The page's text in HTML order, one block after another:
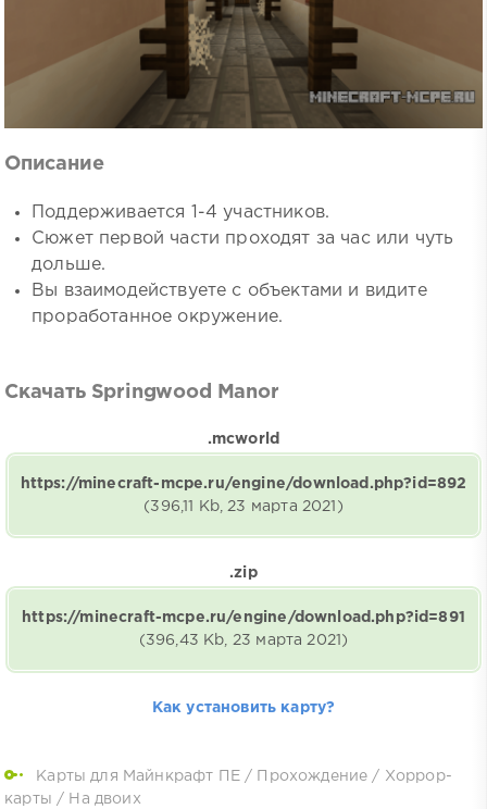
Описание
Поддерживается 1-4 участников.
Сюжет первой части проходят за час или чуть
дольше.
Вы взаимодействуете с объектами и видите
проработанное окружение.
Скачать Springwood Manor
.mcworld
https://minecraft-mcpe.ru/engine/download.php?id=892
(396,11 Kb, 23 марта 2021)
.zip
https://minecraft-mcpe.ru/engine/download.php?id=891
(396,43 Kb, 23 марта 2021)
Как установить карту?
Карты для Майнкрафт ПЕ / Прохождение / Хоррор-
карты / На двоих